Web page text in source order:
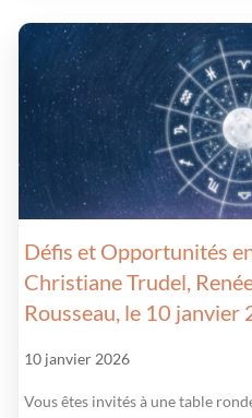
Défis et Opportunités
Christiane Trudel,
Rousseau, le 10 janvier
10 janvier 2026
Vous êtes invités à une table